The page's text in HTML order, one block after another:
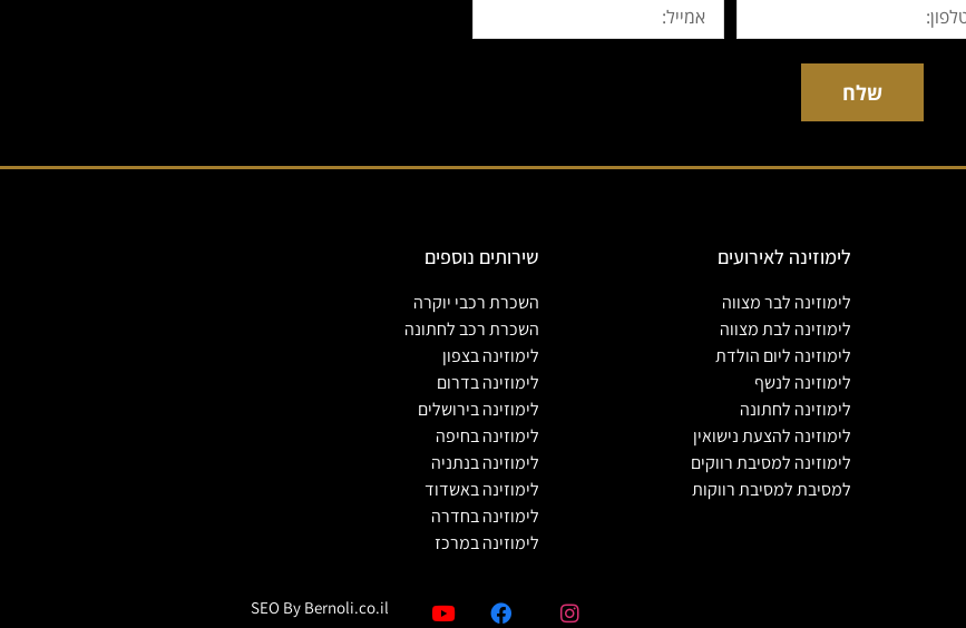
שלח
לימוזינה לאירועים
לימוזינה לבר מצווה
לימוזינה לבת מצווה
לימוזינה ליום הולדת
לימוזינה לנשף
לימוזינה לחתונה
לימוזינה להצעת נישואין
לימוזינה למסיבת רווקים
למסיבת למסיבת רווקות
שירותים נוספים
השכרת רכבי יוקרה
השכרת רכב לחתונה
לימוזינה בצפון
לימוזינה בדרום
לימוזינה בירושלים
לימוזינה בחיפה
לימוזינה בנתניה
לימוזינה באשדוד
לימוזינה בחדרה
לימוזינה במרכז
SEO By Bernoli.co.il